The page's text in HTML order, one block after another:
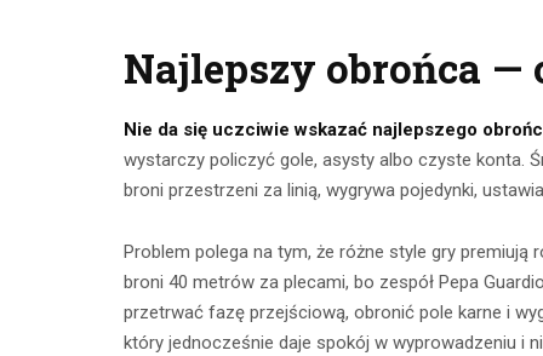
Najlepszy obrońca —
Nie da się uczciwie wskazać najlepszego
wystarczy policzyć gole, asysty albo czyste konta.
broni przestrzeni za linią, wygrywa pojedynki,
Problem polega na tym, że różne style gry premiują
broni 40 metrów za plecami, bo zespół Pepa
przetrwać fazę przejściową, obronić pole karne i
który jednocześnie daje spokój w wyprowadzeniu i
Ćwiczenia z
skuteczny
trening w domu
23 lipca 2026
mięśnie